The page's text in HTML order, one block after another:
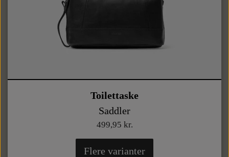
Toilettaske
Saddler
499,95 kr.
Flere varianter